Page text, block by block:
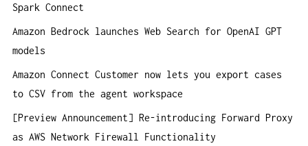
c
h
:
Spark Connect
Amazon Bedrock launches Web Search for OpenAI GPT
models
Amazon Connect Customer now lets you export cases
to CSV from the agent workspace
[Preview Announcement] Re-introducing Forward Proxy
as AWS Network Firewall Functionality